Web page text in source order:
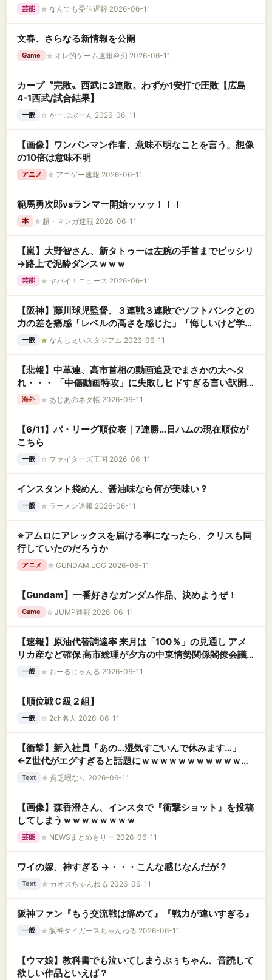
芸能 ★ なんでも受信遅報 2026-06-11
文春、さらなる新情報を公開
Game ★ オレ的ゲーム速報＠刃 2026-06-11
カープ〝完敗〟西武に3連敗。わずか1安打で圧敗【広島
4-1西武/試合結果】
一般 ☆ かーぷぶーん 2026-06-11
【画像】ワンパンマン作者、意味不明なことを言う。想像
の10倍は意味不明
アニメ ★ アニゲー速報 2026-06-11
範馬勇次郎vsランマー開始ッッッ！！！
本 ★ 超・マンガ速報 2026-06-11
【嵐】大野智さん、新タトゥーは左腕の手首までビッシリ
→路上で泥酔ダンスｗｗｗ
芸能 ★ ヤバイ！ニュース 2026-06-11
【阪神】藤川球児監督、３連戦３連敗でソフトバンクとの
力の差を痛感「レベルの高さを感じた」「悔しいけど学び
に変えて」
一般 ★ なんじぇいスタジアム 2026-06-11
【悲報】中革連、高市首相の動画追及でまさかの大ヘタ
れ・・・ 「中傷動画特攻」に失敗しヒドすぎる言い訳開
始ｗｗｗ
海外 ★ あじあのネタ帳 2026-06-11
【6/11】パ・リーグ順位表｜7連勝…日ハムの現在順位が
こちら
一般 ☆ ファイターズ王国 2026-06-11
インスタント袋めん、醤油味なら何が美味い？
一般 ★ ラーメン速報 2026-06-11
※アムロにアレックスを届ける事になったら、クリスも同
行していたのだろうか
アニメ ★ GUNDAM.LOG 2026-06-11
【Gundam】一番好きなガンダム作品、決めようぜ！
Game ☆ JUMP速報 2026-06-11
【速報】原油代替調達率 来月は「100％」の見通し アメ
リカ産など確保 高市総理が夕方の中東情勢関係閣僚会議
で表明へ
一般 ★ おーるじゃんる 2026-06-11
【順位戦Ｃ級２組】
一般 ☆ 2ch名人 2026-06-11
【衝撃】新入社員「あの…湿気すごいんで休みます…」
←Z世代がエグすぎると話題にｗｗｗｗｗｗｗｗｗｗｗｗ
ｗｗ
Text ★ 貧乏暇なり 2026-06-11
【画像】森香澄さん、インスタで『衝撃ショット』を投稿
してしまうｗｗｗｗｗｗｗｗ
芸能 ★ NEWSまとめもりー 2026-06-11
ワイの嫁、神すぎる →・・・こんな感じなんだが？
Text ★ カオスちゃんねる 2026-06-11
阪神ファン『もう交流戦は辞めて』『戦力が違いすぎる』
一般 ★ 阪神タイガースちゃんねる 2026-06-11
【ウマ娘】教科書でも泣いてしまうぶぅちゃん、音読して
欲しい作品といえば？